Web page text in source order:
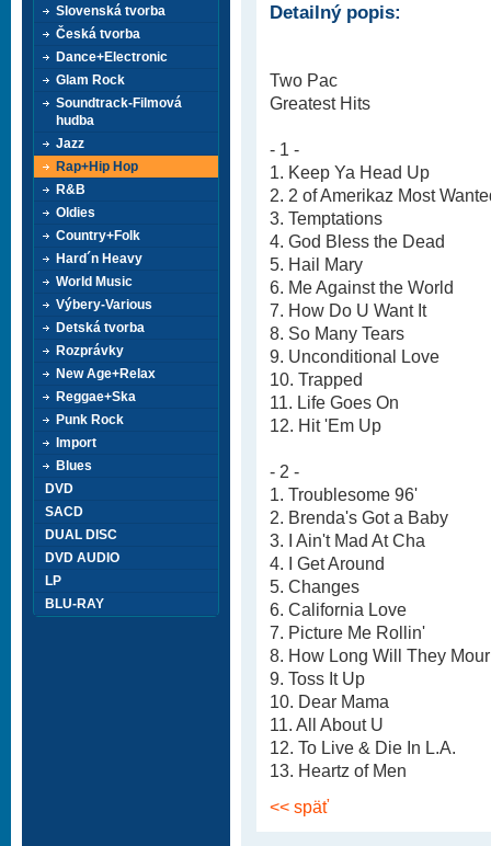
Detailný popis:
Two Pac
Greatest Hits
- 1 -
1. Keep Ya Head Up
2. 2 of Amerikaz Most
3. Temptations
4. God Bless the Dead
5. Hail Mary
6. Me Against the World
7. How Do U Want It
8. So Many Tears
9. Unconditional Love
10. Trapped
11. Life Goes On
12. Hit 'Em Up
- 2 -
1. Troublesome 96'
2. Brenda's Got a Baby
3. I Ain't Mad At Cha
4. I Get Around
5. Changes
6. California Love
7. Picture Me Rollin'
8. How Long Will They
9. Toss It Up
10. Dear Mama
11. All About U
12. To Live & Die In L.A.
13. Heartz of Men
<< späť
Slovenská tvorba
Česká tvorba
Dance+Electronic
Glam Rock
Soundtrack-Filmová
hudba
Jazz
Rap+Hip Hop
R&B
Oldies
Country+Folk
Hard´n Heavy
World Music
Výbery-Various
Detská tvorba
Rozprávky
New Age+Relax
Reggae+Ska
Punk Rock
Import
Blues
DVD
SACD
DUAL DISC
DVD AUDIO
LP
BLU-RAY